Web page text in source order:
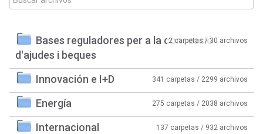
Bases reguladores per a la concessió
d'ajudes i beques
2 carpetas / 30 archivos
Innovación e I+D 341 carpetas / 2299 archivos
Energía 275 carpetas / 2038 archivos
Internacional 137 carpetas / 932 archivos